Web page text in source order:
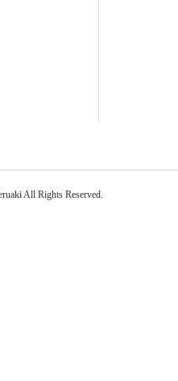
All Rights Reserved.